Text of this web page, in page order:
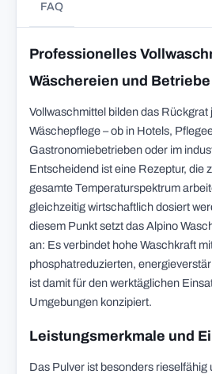
FAQ
Professionelles
Wäschereien und Betriebe
Vollwaschmittel bilden das
Wäschepflege – ob in Hotels,
Gastronomiebetrieben oder im
Entscheidend ist eine Rezeptur, die
gesamte Temperaturspektrum
gleichzeitig wirtschaftlich dosiert
diesem Punkt setzt das Alpino
an: Es verbindet hohe Waschkraft
phosphatreduzierten,
ist damit für den werktäglichen
Umgebungen konzipiert.
Leistungsmerkmale und
Das Pulver ist besonders rieselfähig